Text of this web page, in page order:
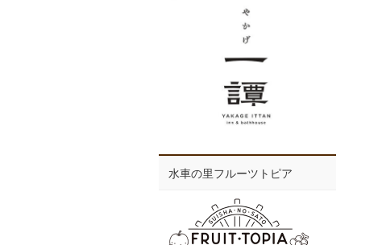
水車の里フルーツトピア